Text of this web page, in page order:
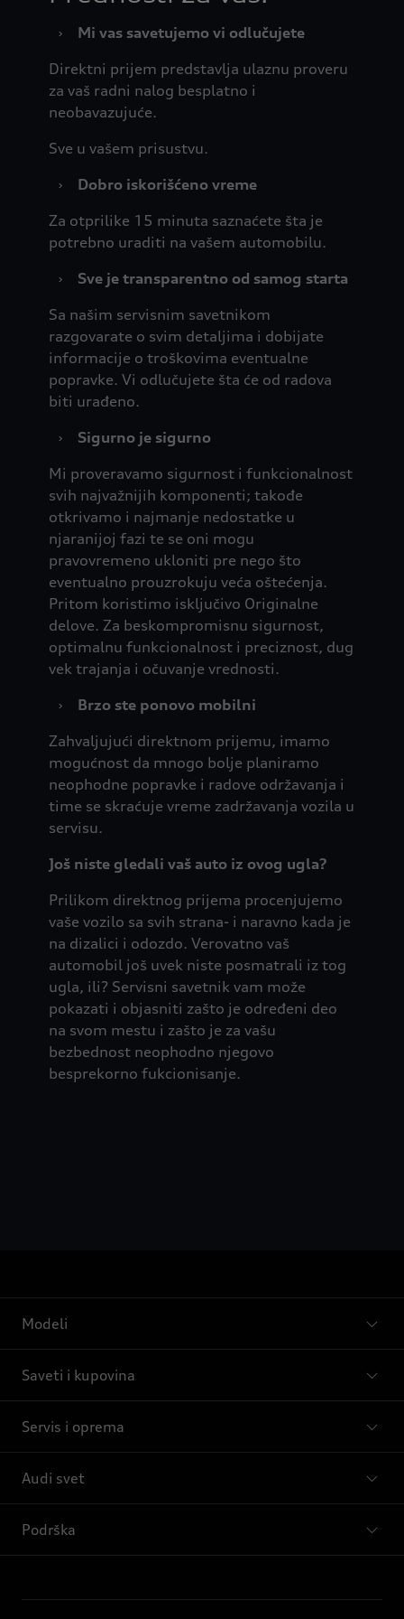
›
Mi vas savetujemo vi odlučujete
Direktni prijem predstavlja ulaznu proveru
za vaš radni nalog besplatno i
neobavazujuće.
Sve u vašem prisustvu.
›
Dobro iskorišćeno vreme
Za otprilike 15 minuta saznaćete šta je
potrebno uraditi na vašem automobilu.
›
Sve je transparentno od samog starta
Sa našim servisnim savetnikom
razgovarate o svim detaljima i dobijate
informacije o troškovima eventualne
popravke. Vi odlučujete šta će od radova
biti urаđeno.
›
Sigurno je sigurno
Mi proveravamo sigurnost i funkcionalnost
svih najvažnijih komponenti; takođe
otkrivamo i najmanje nedostatke u
njaranijoj fazi te se oni mogu
pravovremeno ukloniti pre nego što
eventualno prouzrokuju veća oštećenja.
Pritom koristimo isključivo Originalne
delove. Za beskompromisnu sigurnost,
optimalnu funkcionalnost i preciznost, dug
vek trajanja i očuvanje vrednosti.
›
Brzo ste ponovo mobilni
Zahvaljujući direktnom prijemu, imamo
mogućnost da mnogo bolje planiramo
neophodne popravke i radove održavanja i
time se skraćuje vreme zadržavanja vozila u
servisu.
Još niste gledali vaš auto iz ovog ugla?
Prilikom direktnog prijema procenjujemo
vaše vozilo sa svih strana- i naravno kada je
na dizalici i odozdo. Verovatno vaš
automobil još uvek niste posmatrali iz tog
ugla, ili? Servisni savetnik vam može
pokazati i objasniti zašto je određeni deo
na svom mestu i zašto je za vašu
bezbednost neophodno njegovo
besprekorno fukcionisanje.
Modeli
Saveti i kupovina
Servis i oprema
Audi svet
Podrška